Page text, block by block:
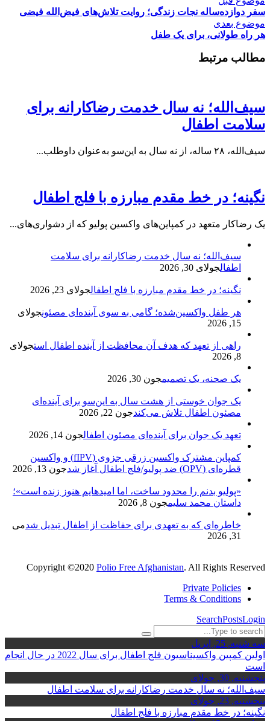
سفر دوازده‌ساله نجات زندگی؛ روایت تلاش‌های فیض‌الله فیضی
موضوع بعدی
هر راه طولانی، برای یک طفل
مطالب مرتبط
سیف‌الله؛ نه سال خدمت رضاکارانه برای
سلامت اطفال
سیف‌الله، ۲۸ ساله، از نه سال به این‌سو به‌عنوان داوطلب...
نگینه؛ در خط مقدم مبارزه با فلج اطفال
یک رضاکار متعهد در کمپاین‌های واکسین پولیو که از دشواری‌های...
سیف‌الله؛ نه سال خدمت رضاکارانه برای سلامت
اطفالجولای 30, 2026
نگینه؛ در خط مقدم مبارزه با فلج اطفالجولای 23, 2026
هر طفل واکسین‌شده؛ گامی به سوی آینده‌ای مصئونجولای
15, 2026
راهی از تعهد که هدف آن محافظت از آینده اطفال استجولای
8, 2026
یک صحنه، یک تصمیمجون 30, 2026
یک جوان خوستی از هشت سال به این‌سو برای آینده‌ای
مصئون اطفال تلاش می‌کندجون 22, 2026
تعهد یک جوان برای آینده‌ای مصئون اطفالجون 14, 2026
کمپاین مشترک واکسین زرقی جزوی (fIPV) و واکسین
قطره‌ای (OPV) ضد پولیو/فلج اطفال آغاز شد
جون 13, 2026
«پولیو بدنم را محدود ساخت، اما امیدهایم هنوز زنده است»؛
داستان محمد سلیمجون 8, 2026
خاطره‌ای که به تعهدی برای حفاظت از اطفال تبدیل شدمی
31, 2026
Copyright ©2020 Polio Free Afghanistan. All Rights Reserved
Private Policies
Terms & Conditions
SearchPostsLogin
سه شنبه, 25, اِپریل
اولین کمپین واکسیناسیون فلج اطفال برای سال 2022 در حال انجام
است
پنجشنبه, 30, جولای
سیف‌الله؛ نه سال خدمت رضاکارانه برای سلامت اطفال
پنجشنبه, 23, جولای
نگینه؛ در خط مقدم مبارزه با فلج اطفال